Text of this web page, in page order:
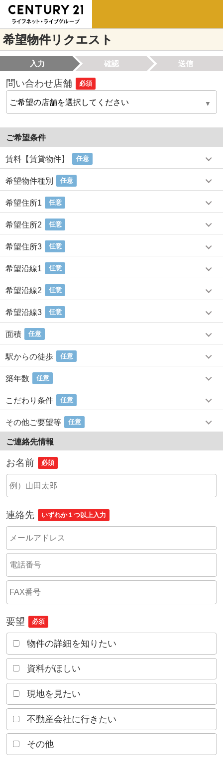
希望物件リクエスト
入力 確認 送信
問い合わせ店舗 必須
ご希望条件
賃料【賃貸物件】 任意
希望物件種別 任意
希望住所1 任意
希望住所2 任意
希望住所3 任意
希望沿線1 任意
希望沿線2 任意
希望沿線3 任意
面積 任意
駅からの徒歩 任意
築年数 任意
こだわり条件 任意
その他ご要望等 任意
ご連絡先情報
お名前 必須
連絡先 いずれか１つ以上入力
要望 必須
物件の詳細を知りたい
資料がほしい
現地を見たい
不動産会社に行きたい
その他